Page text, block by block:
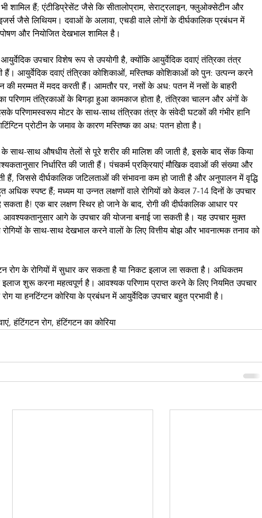
शामिल हैं; एंटीडिप्रेसेंट जैसे कि सीतालोप्राम, सेराट्रलाइन, फ्लुओक्सेटीन और
जैसे लिथियम। दवाओं के अलावा, एचडी वाले लोगों के दीर्घकालिक प्रबंधन में
पोषण और नियोजित देखभाल शामिल है।
उपचार विशेष रूप से उपयोगी है, क्योंकि आयुर्वेदिक दवाएं तंत्रिका तंत्र
हैं। आयुर्वेदिक दवाएं तंत्रिका कोशिकाओं, मस्तिष्क कोशिकाओं को पुन: उत्पन्न करने
की मरम्मत में मदद करती हैं। आमतौर पर, नसों के अध: पतन में नसों के बाहरी
परिणाम तंत्रिकाओं के बिगड़ा हुआ कामकाज होता है, तंत्रिका चालन और अंगों के
परिणामस्वरूप मोटर के साथ-साथ तंत्रिका तंत्र के संवेदी घटकों की गंभीर हानि
प्रोटीन के जमाव के कारण मस्तिष्क का अध: पतन होता है।
के साथ-साथ औषधीय तेलों से पूरे शरीर की मालिश की जाती है, इसके बाद सेंक किया
निर्धारित की जाती हैं। पंचकर्म प्रक्रियाएं मौखिक दवाओं की संख्या और
जिससे दीर्घकालिक जटिलताओं की संभावना कम हो जाती है और अनुपालन में वृद्धि
अधिक स्पष्ट हैं; मध्यम या उन्नत लक्षणों वाले रोगियों को केवल 7-14 दिनों के उपचार
है! एक बार लक्षण स्थिर हो जाने के बाद, रोगी की दीर्घकालिक आधार पर
आवश्यकतानुसार आगे के उपचार की योजना बनाई जा सकती है। यह उपचार मुक्त
के साथ-साथ देखभाल करने वालों के लिए वित्तीय बोझ और भावनात्मक तनाव को
रोग के रोगियों में सुधार कर सकता है या निकट इलाज ला सकता है। अधिकतम
शुरू करना महत्वपूर्ण है। आवश्यक परिणाम प्राप्त करने के लिए नियमित उपचार
या हनटिंग्टन कोरिया के प्रबंधन में आयुर्वेदिक उपचार बहुत प्रभावी है।
हंटिंगटन रोग, हंटिंगटन का कोरिया